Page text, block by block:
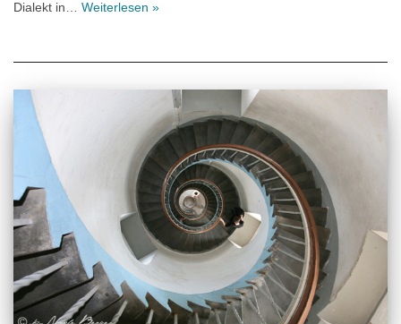
Dialekt in… Weiterlesen »